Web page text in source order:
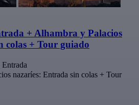
+ Alhambra y Palacios
colas + Tour guiado
nazaríes: Entrada sin colas + Tour